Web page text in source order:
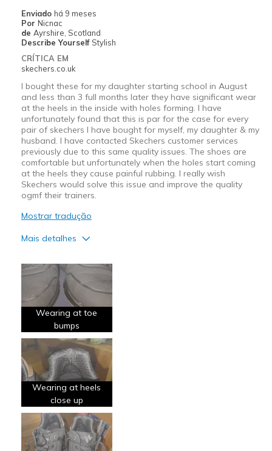
Travel
Width
Sizing
Enviado há 9 meses
Por Nicnac
de Ayrshire, Scotland
Describe Yourself Stylish
CRÍTICA EM
skechers.co.uk
I bought these for my daughter starting school in August
and less than 3 full months later they have significant wear
at the heels in the inside with holes forming. I have
unfortunately found that this is par for the case for every
pair of skechers I have bought for myself, my daughter & my
husband. I have contacted Skechers customer services
previously due to this same quality issues. The shoes are
comfortable but unfortunately when the holes start coming
at the heels they cause painful rubbing. I really wish
Skechers would solve this issue and improve the quality
ogmf their trainers.
Mostrar tradução
Mais detalhes
Attractive Design
Comfortable
Contras
Poor Cushioning
Poor Quality
Wear Out Quickly
Melhores utilizações
Casual Wear
Wearing at toe
bumps
Wearing at heels
close up